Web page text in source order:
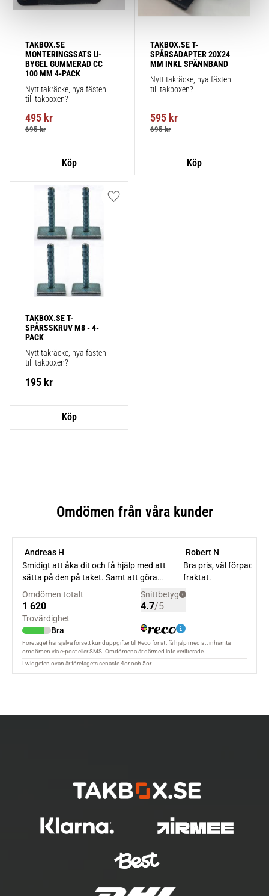
TAKBOX.SE
MONTERINGSSATS U-
BYGEL GUMMERAD CC
100 MM 4-PACK
Nytt takräcke, nya fästen
till takboxen?
495 kr
695kr
TAKBOX.SE T-
SPÅRSADAPTER 20X24
MM INKL SPÄNNBAND
Nytt takräcke, nya fästen
till takboxen?
595 kr
695kr
TAKBOX.SE T-
SPÅRSSKRUV M8 - 4-
PACK
Nytt takräcke, nya fästen
till takboxen?
195 kr
Lägg till i favoriter